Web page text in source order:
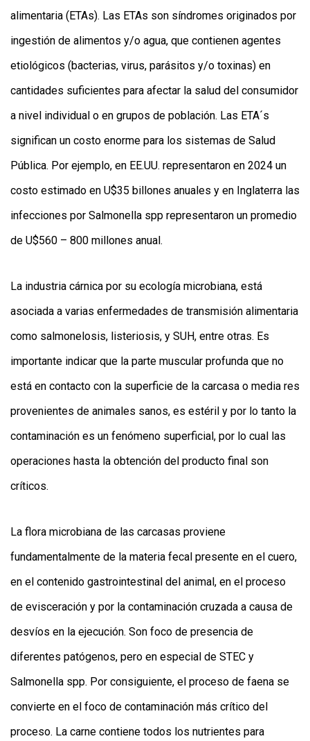
alimentaria (ETAs). Las ETAs son síndromes originados por
ingestión de alimentos y/o agua, que contienen agentes
etiológicos (bacterias, virus, parásitos y/o toxinas) en
cantidades suficientes para afectar la salud del consumidor
a nivel individual o en grupos de población. Las ETA´s
significan un costo enorme para los sistemas de Salud
Pública. Por ejemplo, en EE.UU. representaron en 2024 un
costo estimado en U$35 billones anuales y en Inglaterra las
infecciones por Salmonella spp representaron un promedio
de U$560 – 800 millones anual.
La industria cárnica por su ecología microbiana, está
asociada a varias enfermedades de transmisión alimentaria
como salmonelosis, listeriosis, y SUH, entre otras. Es
importante indicar que la parte muscular profunda que no
está en contacto con la superficie de la carcasa o media res
provenientes de animales sanos, es estéril y por lo tanto la
contaminación es un fenómeno superficial, por lo cual las
operaciones hasta la obtención del producto final son
críticos.
La flora microbiana de las carcasas proviene
fundamentalmente de la materia fecal presente en el cuero,
en el contenido gastrointestinal del animal, en el proceso
de evisceración y por la contaminación cruzada a causa de
desvíos en la ejecución. Son foco de presencia de
diferentes patógenos, pero en especial de STEC y
Salmonella spp. Por consiguiente, el proceso de faena se
convierte en el foco de contaminación más crítico del
proceso. La carne contiene todos los nutrientes para